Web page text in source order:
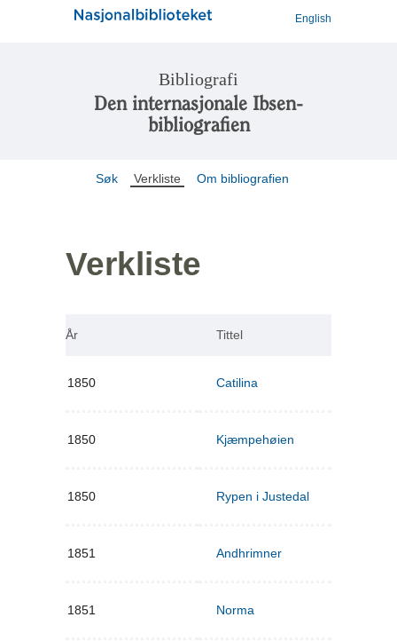
English
Bibliografi
Den internasjonale Ibsen-
bibliografien
Søk Verkliste Om bibliografien
Verkliste
År Tittel
1850 Catilina
1850 Kjæmpehøien
1850 Rypen i Justedal
1851 Andhrimner
1851 Norma